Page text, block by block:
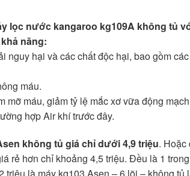
lọc nước kangaroo kg109A không tủ
năng:
nguy hại và các chất độc hại, bao gồm
máu.
mỡ máu, giảm tỷ lệ mắc xơ vữa động
hợp Air khí trước đây.
không tủ giá chỉ dưới 4,9 triệu. Hoặc
rẻ hơn chỉ khoảng 4,5 triệu. Đều là 1 trong
là máy kg103 Asen – 6 lõi – không tủ